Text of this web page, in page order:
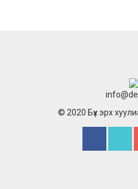
Монгол-Финландын
өргөжүүлэх талаар санал
төлөөлөгчдийг хүлээн авч
© 2020 Бүх эрх